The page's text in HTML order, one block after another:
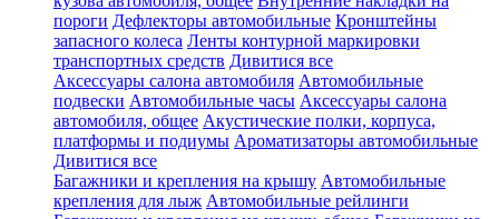
пороги Дефлекторы автомобильные Кронштейны
запасного колеса Ленты контурной маркировки
транспортных средств Дивитися все
Аксессуары салона автомобиля Автомобильные
подвески Автомобильные часы Аксессуары салона
автомобиля, общее Акустические полки, корпуса,
платформы и подиумы Ароматизаторы автомобильные
Дивитися все
Багажники и крепления на крышу Автомобильные
крепления для лыж Автомобильные рейлинги